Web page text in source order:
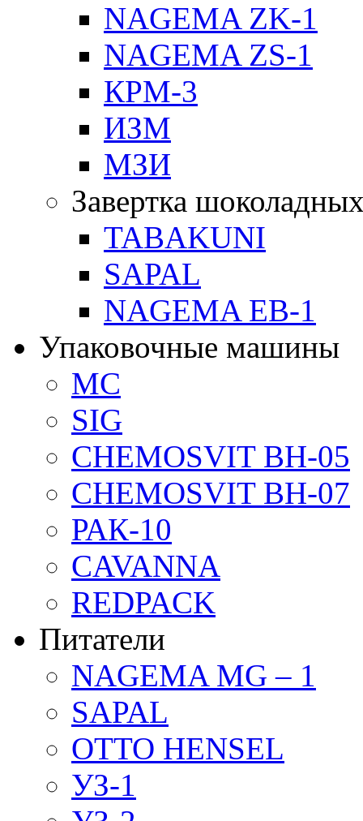
NAGEMA ZK-1
NAGEMA ZS-1
КРМ-3
ИЗМ
МЗИ
Завертка
TABAKUNI
SAPAL
NAGEMA EB-1
Упаковочные машины
MC
SIG
CHEMOSVIT BH-05
CHEMOSVIT BH-07
РАК-10
CAVANNA
REDPACK
Питатели
NAGEMA MG – 1
SAPAL
OTTO HENSEL
УЗ-1